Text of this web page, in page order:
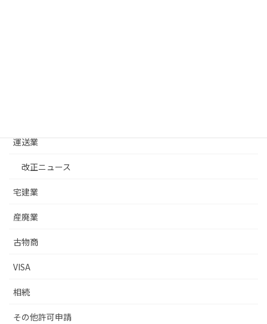
運送業
改正ニュース
宅建業
産廃業
古物商
VISA
相続
その他許可申請